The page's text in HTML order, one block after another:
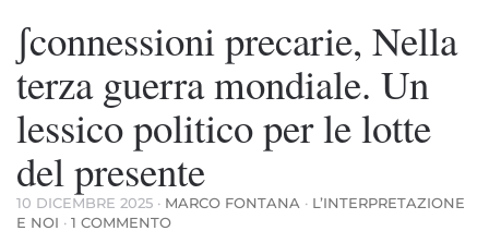
ʃconnessioni precarie, Nella
terza guerra mondiale. Un
lessico politico per le lotte
del presente
10 DICEMBRE 2025 · MARCO FONTANA · L’INTERPRETAZIONE
E NOI · 1 COMMENTOSU